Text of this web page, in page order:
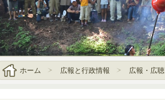
ホーム 広報と行政情報 広報・広聴